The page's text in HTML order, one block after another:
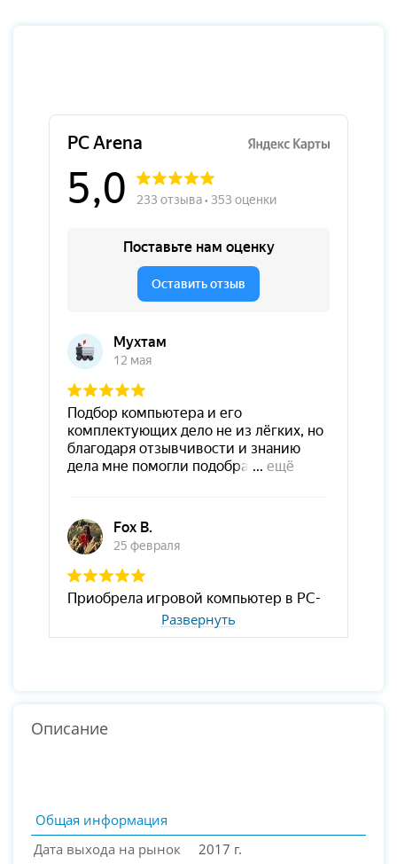
Развернуть
Описание
Общая информация
Дата выхода на рынок
2017 г.